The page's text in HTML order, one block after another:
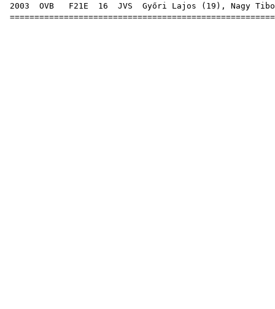
2003 OVB F21E 16 JVS Győri Lajos ( 19 ), Nagy